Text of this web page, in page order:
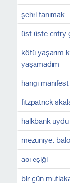
şehri tanımak
üst üste entry
kötü yaşarım
yaşamadım
hangi manifest
fitzpatrick
halkbank
mezuniyet
acı eşiği
bir gün